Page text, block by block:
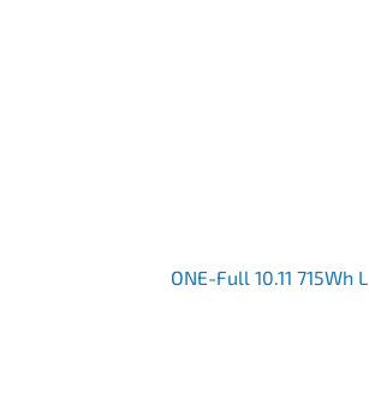
ONE-Full 10.11 715Wh L